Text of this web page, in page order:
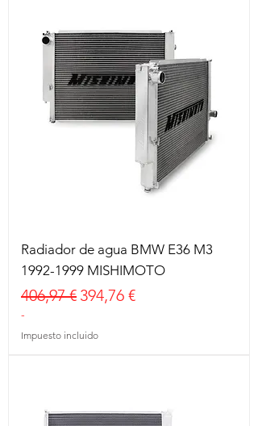
Radiador de agua BMW E36 M3
1992-1999 MISHIMOTO
Precio
406,97 € Precio de oferta
394,76 €
-
Impuesto incluido